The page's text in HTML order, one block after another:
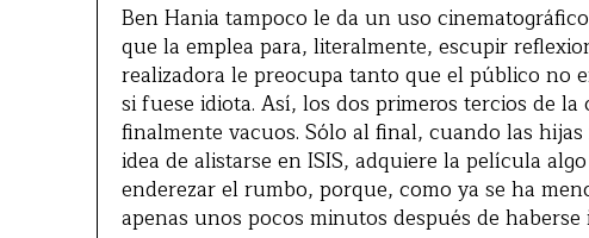
Ben Hania tampoco le da un uso
que la emplea para, literalmente, escupir
realizadora le preocupa tanto que el público
si fuese idiota. Así, los dos primeros tercios de
finalmente vacuos. Sólo al final, cuando las
idea de alistarse en ISIS, adquiere la película
enderezar el rumbo, porque, como ya se ha
apenas unos pocos minutos después de haberse